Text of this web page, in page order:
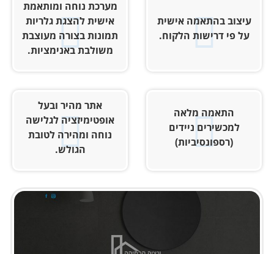
עיצוב בהתאמה אישית
על פי דרישות הלקוח.
מערכת נוחה ומותאמת
אישית להצגת גלריות
תמונות בצורה מעוצבת
משולבת באנימציות.
התאמה מלאה
למכשירים ניידים
(רספונסיביות)
אתר מהיר ובעל
אופטימיזציה לגלישה
נוחה ומהירה לטובת
הגולש.